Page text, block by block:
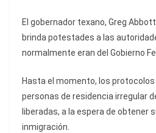
El gobernador texano, Greg
brinda potestades a las
normalmente eran del Gobierno
Hasta el momento, los
personas de residencia irregular
liberadas, a la espera de obtener
inmigración.